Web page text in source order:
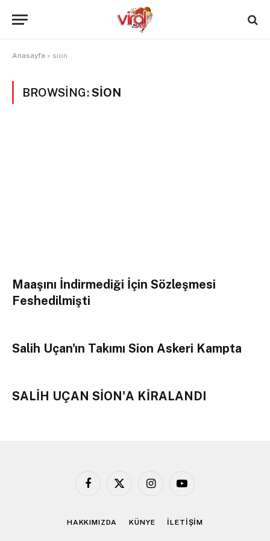
Anasayfa » sion
BROWSING:SION
Maaşını İndirmediği İçin Sözleşmesi
Feshedilmişti
Salih Uçan'ın Takımı Sion Askeri Kampta
SALİH UÇAN SİON'A KİRALANDI
Facebook
X
InstagramYouTube
HAKKIMIZDA KÜNYE İLETİŞİM